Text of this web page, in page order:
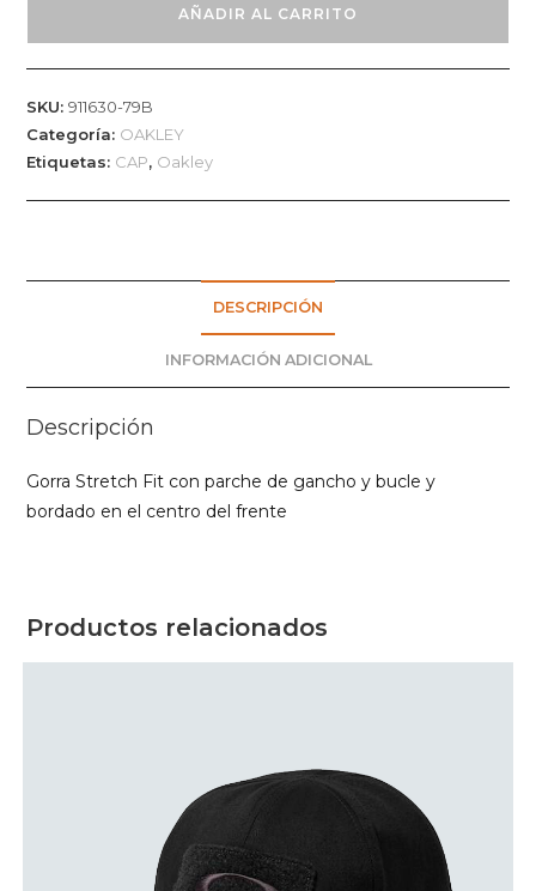
WORN
OLIVE
S/M
cantidad
AÑADIR AL CARRITO
SKU:911630-79B
Categoría: OAKLEY
Etiquetas: CAP, Oakley
DESCRIPCIÓN
INFORMACIÓN ADICIONAL
Descripción
Gorra Stretch Fit con parche de gancho y bucle y
bordado en el centro del frente
Productos relacionados